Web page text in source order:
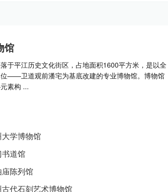
馆
于平江历史文化街区，占地面积1600平方米，是以全
——卫道观前潘宅为基底改建的专业博物馆。博物馆
素构 ...
学博物馆
道馆
陈列馆
代石刻艺术博物馆